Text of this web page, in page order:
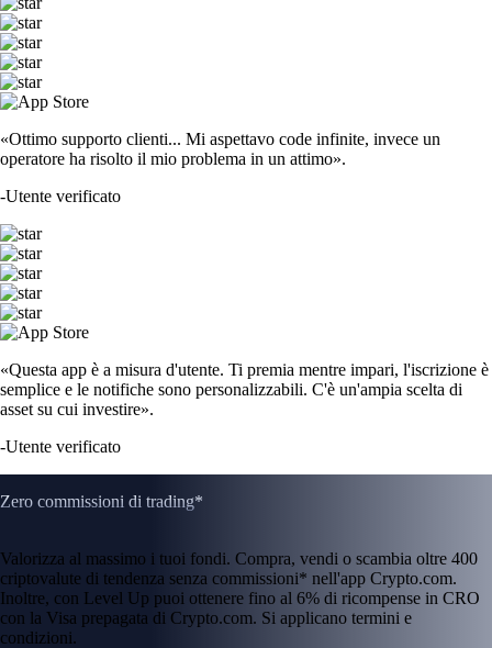
«Ottimo supporto clienti... Mi aspettavo code infinite, invece un
operatore ha risolto il mio problema in un attimo».
-Utente verificato
«Questa app è a misura d'utente. Ti premia mentre impari, l'iscrizione è
semplice e le notifiche sono personalizzabili. C'è un'ampia scelta di
asset su cui investire».
-Utente verificato
Zero commissioni di trading*
Valorizza al massimo i tuoi fondi. Compra, vendi o scambia oltre 400
criptovalute di tendenza senza commissioni* nell'app Crypto.com.
Inoltre, con Level Up puoi ottenere fino al 6% di ricompense in CRO
con la Visa prepagata di Crypto.com. Si applicano termini e
condizioni.